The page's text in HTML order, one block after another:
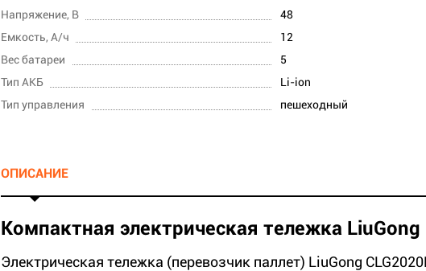
Напряжение, В
48
Емкость, А/ч
12
Вес батареи
5
Тип АКБ
Li-ion
Тип управления
пешеходный
ОПИСАНИЕ
Компактная электрическая тележка LiuGong
Электрическая тележка (перевозчик паллет) LiuGong